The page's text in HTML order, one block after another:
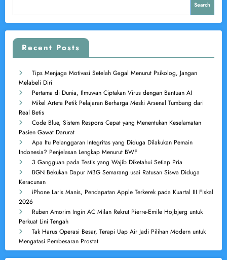
Search
Recent Posts
Tips Menjaga Motivasi Setelah Gagal Menurut Psikolog, Jangan
Melabeli Diri
Pertama di Dunia, Ilmuwan Ciptakan Virus dengan Bantuan AI
Mikel Arteta Petik Pelajaran Berharga Meski Arsenal Tumbang dari
Real Betis
Code Blue, Sistem Respons Cepat yang Menentukan Keselamatan
Pasien Gawat Darurat
Apa Itu Pelanggaran Integritas yang Diduga Dilakukan Pemain
Indonesia? Penjelasan Lengkap Menurut BWF
3 Gangguan pada Testis yang Wajib Diketahui Setiap Pria
BGN Bekukan Dapur MBG Semarang usai Ratusan Siswa Diduga
Keracunan
iPhone Laris Manis, Pendapatan Apple Terkerek pada Kuartal III Fiskal
2026
Ruben Amorim Ingin AC Milan Rekrut Pierre-Emile Hojbjerg untuk
Perkuat Lini Tengah
Tak Harus Operasi Besar, Terapi Uap Air Jadi Pilihan Modern untuk
Mengatasi Pembesaran Prostat